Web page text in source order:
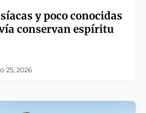
y poco conocidas
conservan espíritu
25, 2026